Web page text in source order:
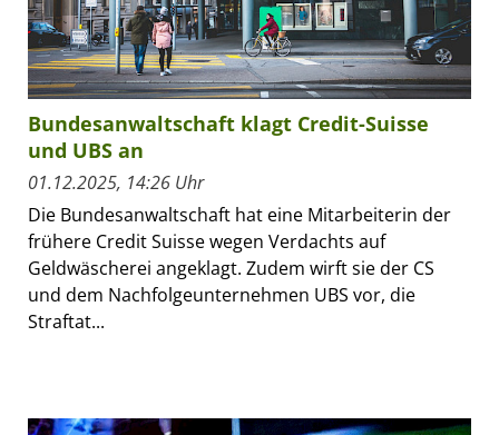
Bundesanwaltschaft klagt Credit-Suisse
und UBS an
01.12.2025, 14:26 Uhr
Die Bundesanwaltschaft hat eine Mitarbeiterin der
frühere Credit Suisse wegen Verdachts auf
Geldwäscherei angeklagt. Zudem wirft sie der CS
und dem Nachfolgeunternehmen UBS vor, die
Straftat...